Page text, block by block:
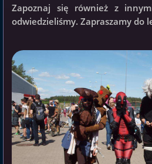
Zapoznaj się również z
odwiedzieliśmy. Zapraszamy do